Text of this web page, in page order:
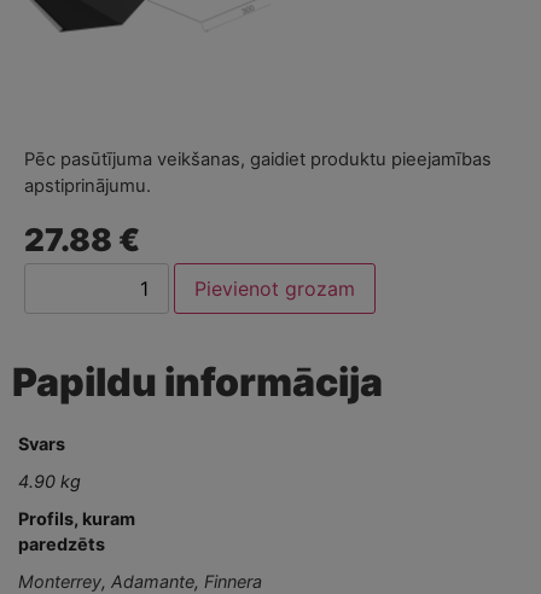
Pēc pasūtījuma veikšanas, gaidiet produktu pieejamības
apstiprinājumu.
27.88 €
Pievienot grozam
Papildu informācija
Svars
4.90 kg
Profils, kuram
paredzēts
Monterrey, Adamante, Finnera